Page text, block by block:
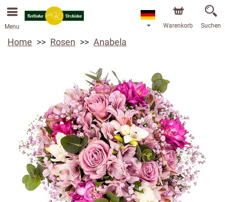
Menu Warenkorb Suchen
Home Rosen Anabela